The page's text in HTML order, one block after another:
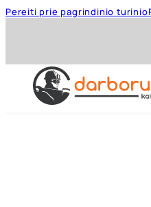
Pereiti prie pagrindinio turinio